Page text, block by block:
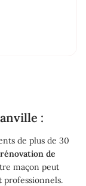
:
de plus de 30
de
maçon peut
professionnels.